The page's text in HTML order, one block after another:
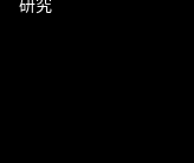
研究